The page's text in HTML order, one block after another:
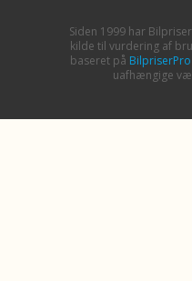
Siden 1999 har
kilde til vurdering af
baseret på
uafhængige